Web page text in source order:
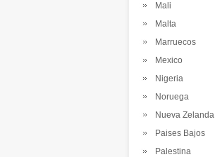
Mali
Malta
Marruecos
Mexico
Nigeria
Noruega
Nueva Zelanda
Paises Bajos
Palestina